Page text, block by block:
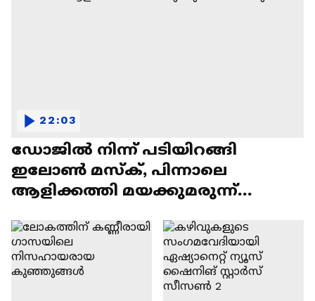
ഡോജിൽ നിന്ന് പടിയിറങ്ങി
ഇലോൺ മസ്ക്, പിന്നാലെ
ആളിക്കത്തി മയക്കുമരുന്ന്
22:03